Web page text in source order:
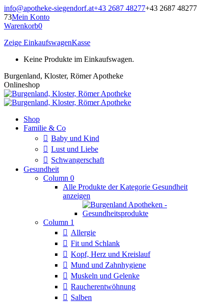
Zum
Inhalt
springen
info@apotheke-siegendorf.at+43 2687 48277+43 2687 48277
73Mein Konto
Warenkorb0
Zeige EinkaufswagenKasse
Keine Produkte im Einkaufswagen.
Burgenland, Kloster, Römer Apotheke
Onlineshop
Shop
Familie & Co
Baby und Kind
Lust und Liebe
Schwangerschaft
Gesundheit
Column 0
Alle Produkte der Kategorie Gesundheit
anzeigen
Column 1
Allergie
Fit und Schlank
Kopf, Herz und Kreislauf
Mund und Zahnhygiene
Muskeln und Gelenke
Raucherentwöhnung
Salben